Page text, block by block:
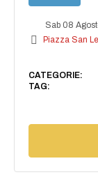
Sab 08
Piazza San
CATEGORIE:
TAG: